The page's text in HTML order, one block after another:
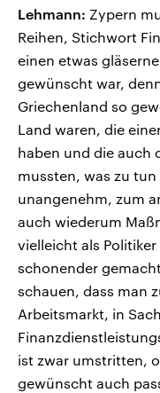
Lehmann: Zypern
Reihen, Stichwort
einen etwas
gewünscht war,
Griechenland so
Land waren, die
haben und die auch
mussten, was zu
unangenehm, zum
auch wiederum
vielleicht als
schonender
schauen, dass man
Arbeitsmarkt, in
ist zwar umstritten,
gewünscht auch